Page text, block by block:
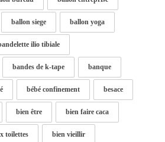
ballon siege ballon yoga
ilio tibiale
bandes de k-tape banque
bébé confinement besace
bien être bien faire caca
toilettes bien vieillir